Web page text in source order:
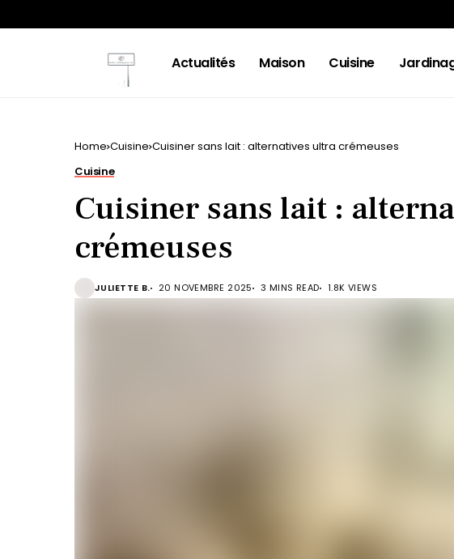
Actualités Maison Cuisine
Home Cuisine Cuisiner sans lait : alternatives ultra crémeuses
Cuisine
Cuisiner sans lait :
crémeuses
JULIETTE B. 20 NOVEMBRE 2025 3 MINS READ 1.8K VIEWS